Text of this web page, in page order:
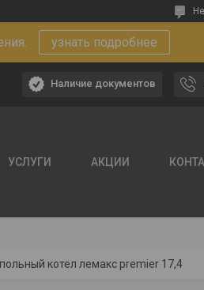
узнать подробнее
Наличие документов
УСЛУГИ АКЦИИ
котел лемакс premier 17,4